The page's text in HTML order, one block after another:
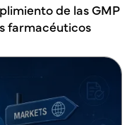
de las GMP
farmacéuticos